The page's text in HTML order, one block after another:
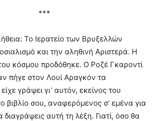
***
Το Ιερατείο των Βρυξελλών
και την αληθινή Αριστερά. Η
του κόσμου προδόθηκε. Ο Ροζέ Γκαροντί
πήγε στον Λουί Αραγκόν τα
γράψει γι’ αυτόν, εκείνος του
βιβλίο σου, αναφερόμενος σ’ εμένα για
διαγράψεις αυτή τη λέξη. Γιατί, όσο θα